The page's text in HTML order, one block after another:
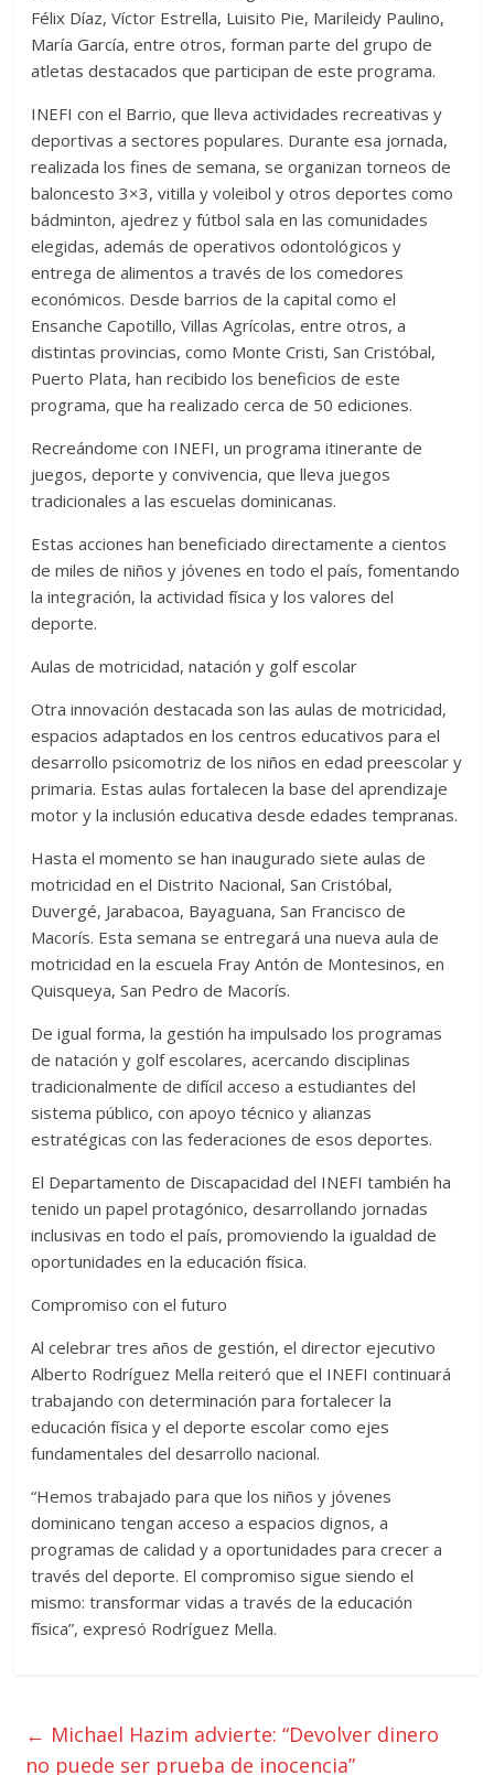
Félix Díaz, Víctor Estrella, Luisito Pie, Marileidy Paulino,
María García, entre otros, forman parte del grupo de
atletas destacados que participan de este programa.
INEFI con el Barrio, que lleva actividades recreativas y
deportivas a sectores populares. Durante esa jornada,
realizada los fines de semana, se organizan torneos de
baloncesto 3×3, vitilla y voleibol y otros deportes como
bádminton, ajedrez y fútbol sala en las comunidades
elegidas, además de operativos odontológicos y
entrega de alimentos a través de los comedores
económicos. Desde barrios de la capital como el
Ensanche Capotillo, Villas Agrícolas, entre otros, a
distintas provincias, como Monte Cristi, San Cristóbal,
Puerto Plata, han recibido los beneficios de este
programa, que ha realizado cerca de 50 ediciones.
Recreándome con INEFI, un programa itinerante de
juegos, deporte y convivencia, que lleva juegos
tradicionales a las escuelas dominicanas.
Estas acciones han beneficiado directamente a cientos
de miles de niños y jóvenes en todo el país, fomentando
la integración, la actividad física y los valores del
deporte.
Aulas de motricidad, natación y golf escolar
Otra innovación destacada son las aulas de motricidad,
espacios adaptados en los centros educativos para el
desarrollo psicomotriz de los niños en edad preescolar y
primaria. Estas aulas fortalecen la base del aprendizaje
motor y la inclusión educativa desde edades tempranas.
Hasta el momento se han inaugurado siete aulas de
motricidad en el Distrito Nacional, San Cristóbal,
Duvergé, Jarabacoa, Bayaguana, San Francisco de
Macorís. Esta semana se entregará una nueva aula de
motricidad en la escuela Fray Antón de Montesinos, en
Quisqueya, San Pedro de Macorís.
De igual forma, la gestión ha impulsado los programas
de natación y golf escolares, acercando disciplinas
tradicionalmente de difícil acceso a estudiantes del
sistema público, con apoyo técnico y alianzas
estratégicas con las federaciones de esos deportes.
El Departamento de Discapacidad del INEFI también ha
tenido un papel protagónico, desarrollando jornadas
inclusivas en todo el país, promoviendo la igualdad de
oportunidades en la educación física.
Compromiso con el futuro
Al celebrar tres años de gestión, el director ejecutivo
Alberto Rodríguez Mella reiteró que el INEFI continuará
trabajando con determinación para fortalecer la
educación física y el deporte escolar como ejes
fundamentales del desarrollo nacional.
“Hemos trabajado para que los niños y jóvenes
dominicano tengan acceso a espacios dignos, a
programas de calidad y a oportunidades para crecer a
través del deporte. El compromiso sigue siendo el
mismo: transformar vidas a través de la educación
física”, expresó Rodríguez Mella.
← Michael Hazim advierte: “Devolver dinero
no puede ser prueba de inocencia”